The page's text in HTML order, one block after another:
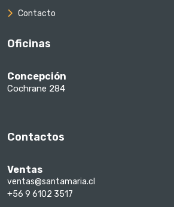
Contacto
Oficinas
Concepción
Cochrane 284
Contactos
Ventas
ventas@santamaria.cl
+56 9 6102 3517